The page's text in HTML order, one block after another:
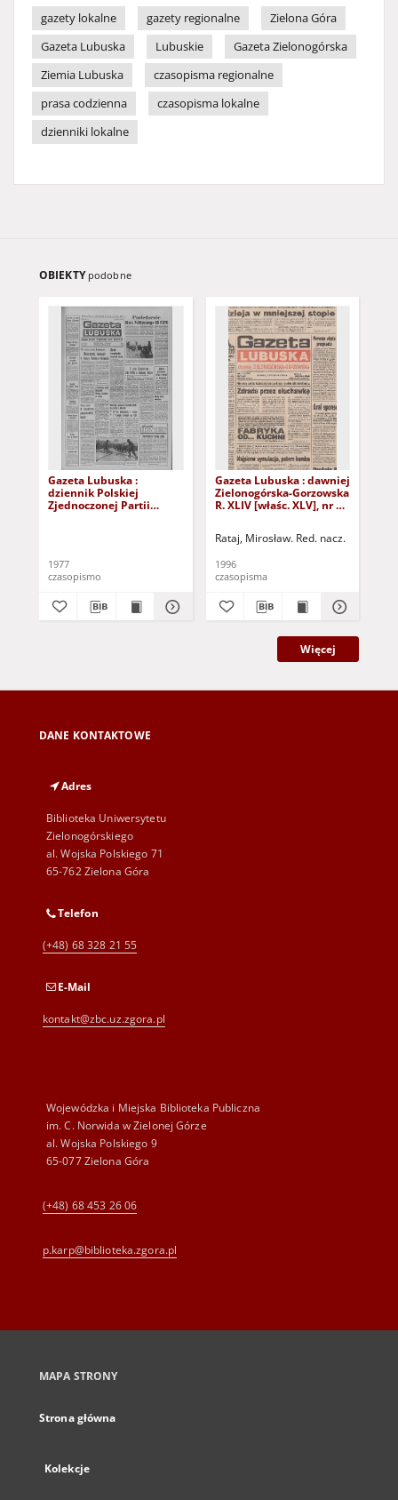
gazety lokalne
gazety regionalne
Zielona Góra
Gazeta Lubuska
Lubuskie
Gazeta Zielonogórska
Ziemia Lubuska
czasopisma regionalne
prasa codzienna
czasopisma lokalne
dzienniki lokalne
OBIEKTY podobne
Gazeta Lubuska :
dziennik Polskiej
Zjednoczonej Partii
1977
czasopismo
Gazeta Lubuska : dawniej
Zielonogórska-Gorzowska
R. XLIV [właśc. XLV], nr 52
Rataj, Mirosław. Red. nacz.
1996
czasopisma
Więcej
DANE KONTAKTOWE
Adres
Biblioteka Uniwersytetu
Zielonogórskiego
al. Wojska Polskiego 71
65-762 Zielona Góra
Telefon
(+48) 68 328 21 55
E-Mail
kontakt@zbc.uz.zgora.pl
Wojewódzka i Miejska Biblioteka Publiczna
im. C. Norwida w Zielonej Górze
al. Wojska Polskiego 9
65-077 Zielona Góra
(+48) 68 453 26 06
p.karp@biblioteka.zgora.pl
MAPA STRONY
Strona główna
Kolekcje